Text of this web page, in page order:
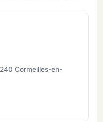
Cormeilles-en-